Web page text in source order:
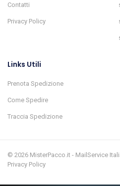
Contatti
Privacy Policy
Links Utili
Prenota Spedizione
Come Spedire
Traccia Spedizione
© 2026 MisterPacco.it - MailService
Privacy Policy